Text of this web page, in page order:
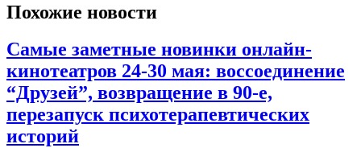
Похожие новости
Самые заметные новинки онлайн-
кинотеатров 24-30 мая: воссоединение
“Друзей”, возвращение в 90-е,
перезапуск психотерапевтических
историй